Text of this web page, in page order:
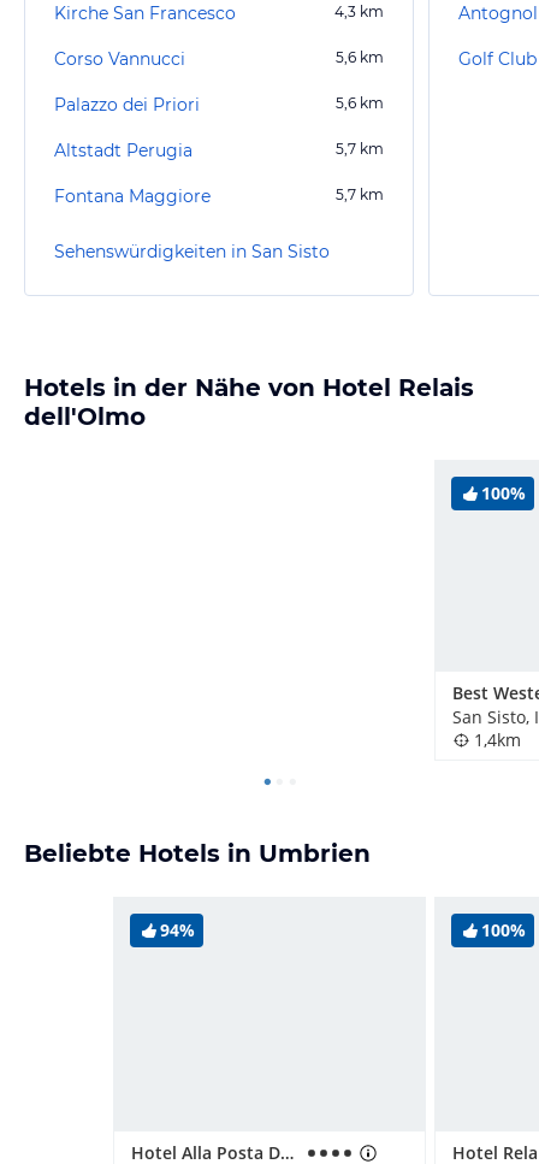
Kirche San Francesco 4,3 km
Corso Vannucci 5,6 km
Palazzo dei Priori 5,6 km
Altstadt Perugia 5,7 km
Fontana Maggiore 5,7 km
Sehenswürdigkeiten in San Sisto
Golf
Hotels in der Nähe von Hotel Relais
dell'Olmo
100%
San Sisto,
1,4km
Beliebte Hotels in Umbrien
94%
Hotel Alla Posta Dei Donini
100%